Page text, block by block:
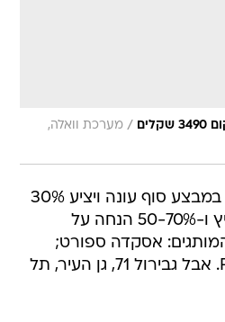
/ מערכת וואלה,
הבוטיק MILLOS פותח במבצע סוף עונה ויציע 30%
הנחה על קולקציית הקיץ ו-50-70% הנחה על
אסקדה ספורט;
Rena Lange, Chacok. אבל גבירול 71, גן העיר, תל